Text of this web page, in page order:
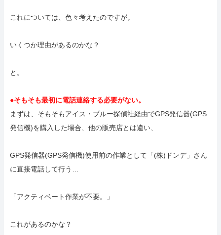
これについては、色々考えたのですが。
いくつか理由があるのかな？
と。
●そもそも最初に電話連絡する必要がない。
まずは、そもそもアイス・ブルー探偵社経由でGPS発信器(GPS
発信機)を購入した場合、他の販売店とは違い、
GPS発信器(GPS発信機)使用前の作業として「(株)ドンデ」さん
に直接電話して行う…
「アクティベート作業が不要。」
これがあるのかな？